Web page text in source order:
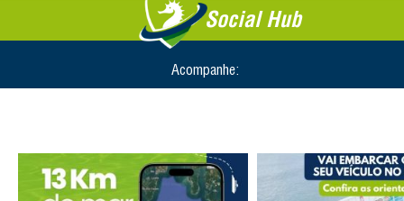
Social Hub
Acompanhe: